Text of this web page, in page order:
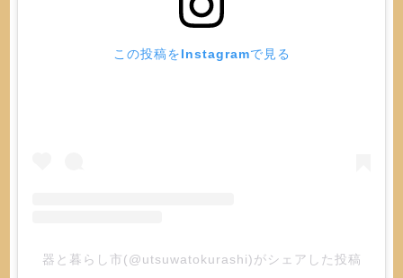
この投稿をInstagramで見る
器と暮らし市(@utsuwatokurashi)がシェアした投稿